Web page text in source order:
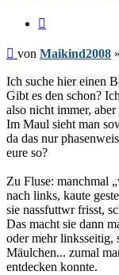
Beitrag
von Maikind2008 »
Ich suche hier einen
Gibt es den schon?
also nicht immer,
Im Maul sieht man
da das nur
eure so?
Zu Fluse: manchmal
nach links, kaute
sie nassfuttwr frisst,
Das macht sie dann
oder mehr linksseitig,
Mäulchen... zumal
entdecken konnte.